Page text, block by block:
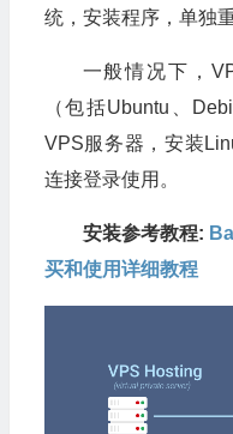
统，安装程序，单独
一般情况下，
（包括Ubuntu、
VPS服务器，安装
连接登录使用。
安装参考教程:
买和使用详细教程